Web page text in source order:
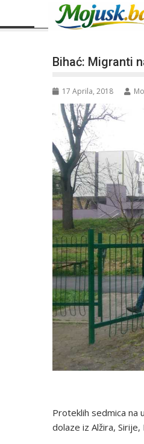
Bihać: Migranti
17 Aprila, 2018
Proteklih sedmica na
dolaze iz Alžira,